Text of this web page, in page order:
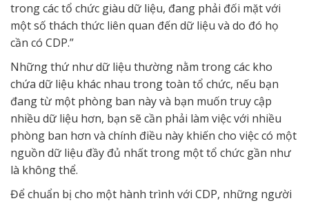
trong các tổ chức giàu dữ liệu, đang phải đối mặt với
một số thách thức liên quan đến dữ liệu và do đó họ
cần có CDP.”
Những thứ như dữ liệu thường nằm trong các kho
chứa dữ liệu khác nhau trong toàn tổ chức, nếu bạn
đang từ một phòng ban này và bạn muốn truy cập
nhiều dữ liệu hơn, bạn sẽ cần phải làm việc với nhiều
phòng ban hơn và chính điều này khiến cho việc có một
nguồn dữ liệu đầy đủ nhất trong một tổ chức gần như
là không thể.
Để chuẩn bị cho một hành trình với CDP, những người